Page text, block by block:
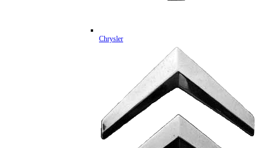
Chrysler